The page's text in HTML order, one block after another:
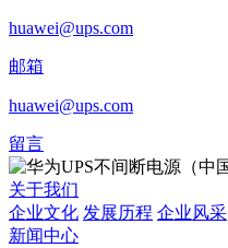
huawei@ups.com
邮箱
huawei@ups.com
留言
关于我们
企业文化 发展历程 企业风采
新闻中心